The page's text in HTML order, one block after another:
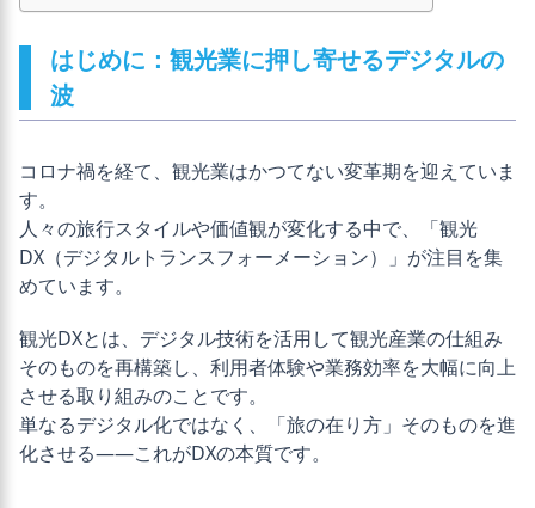
はじめに：観光業に押し寄せるデジタルの
波
コロナ禍を経て、観光業はかつてない変革期を迎えていま
す。
人々の旅行スタイルや価値観が変化する中で、「観光
DX（デジタルトランスフォーメーション）」が注目を集
めています。
観光DXとは、デジタル技術を活用して観光産業の仕組み
そのものを再構築し、利用者体験や業務効率を大幅に向上
させる取り組みのことです。
単なるデジタル化ではなく、「旅の在り方」そのものを進
化させる――これがDXの本質です。